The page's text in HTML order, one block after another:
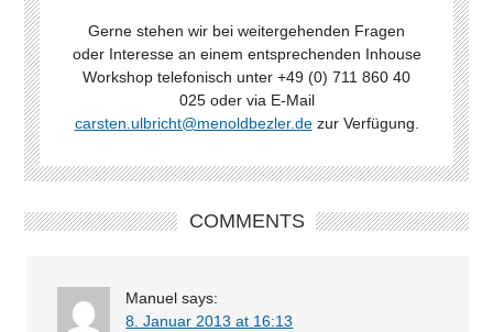
Gerne stehen wir bei weitergehenden Fragen
oder Interesse an einem entsprechenden Inhouse
Workshop telefonisch unter +49 (0) 711 860 40
025 oder via E-Mail
carsten.ulbricht@menoldbezler.dezur Verfügung.
COMMENTS
Manuel says:
8. Januar 2013 at 16:13